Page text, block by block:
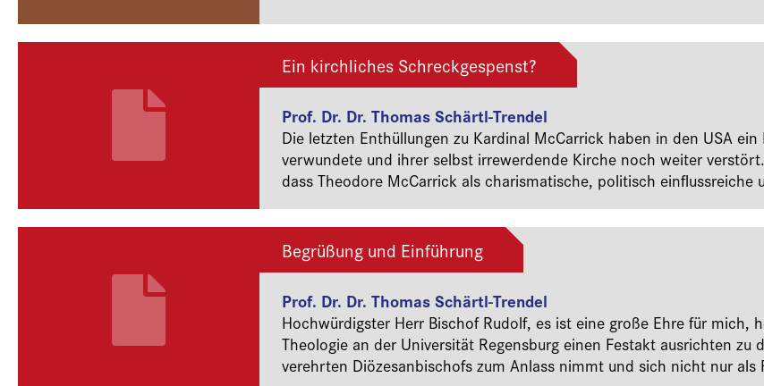
Ein kirchliches Schreckgespenst?
Prof. Dr. Dr. Thomas Schärtl-Trendel
Die letzten Enthüllungen zu Kardinal McCarrick haben in den USA
verwundete und ihrer selbst irrewerdende Kirche noch weiter
dass Theodore McCarrick als charismatische, politisch einflussreiche
nicht zu den moralischen Abgründen passen will, in die man durch
hatte. Und diese Verstörung wurde auch nicht allein dadurch
Totem einer Enttäuschung wurde, die sich mit voller…
Begrüßung und Einführung
Prof. Dr. Dr. Thomas Schärtl-Trendel
Hochwürdigster Herr Bischof Rudolf, es ist eine große Ehre für mich,
Theologie an der Universität Regensburg einen Festakt ausrichten
verehrten Diözesan­bischofs zum Anlass nimmt und sich nicht nur als